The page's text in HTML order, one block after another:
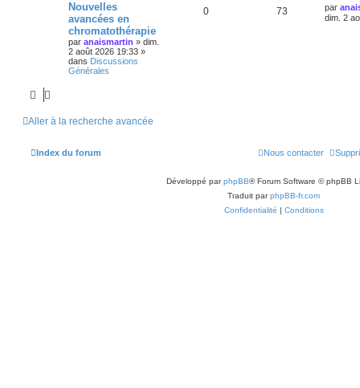
Nouvelles
avancées en
chromatothérapie
par anaismartin » dim.
2 août 2026 19:33 »
dans Discussions
Générales
0 73 par
dim. 2
Aller à la recherche avancée
Index du forum Nous contacter
Développé parphpBB® Forum Software © phpBB
Traduit parphpBB-fr.com
Confidentialité | Conditions